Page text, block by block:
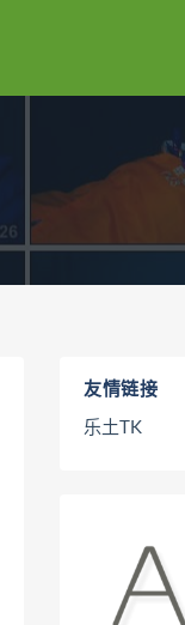
友情链接
乐土TK